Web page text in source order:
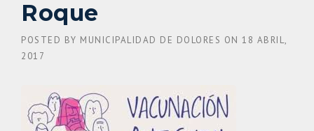
Roque
POSTED BY MUNICIPALIDAD DE DOLORES ON 18 ABRIL,
2017